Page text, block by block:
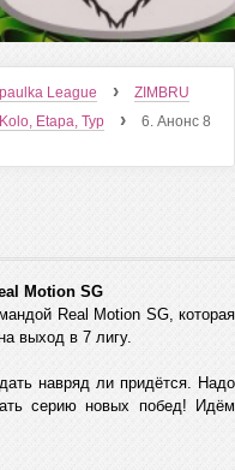
League ›
ZIMBRU
Etapa, Тур ›
6. Анонс 8
Motion SG
Real Motion SG, которая
выход в 7 лигу.
навряд ли придётся. Надо
серию новых побед! Идём